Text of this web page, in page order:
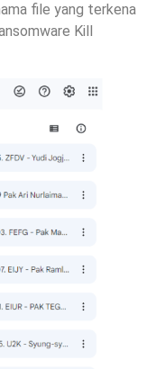
file yang terkena
Kill